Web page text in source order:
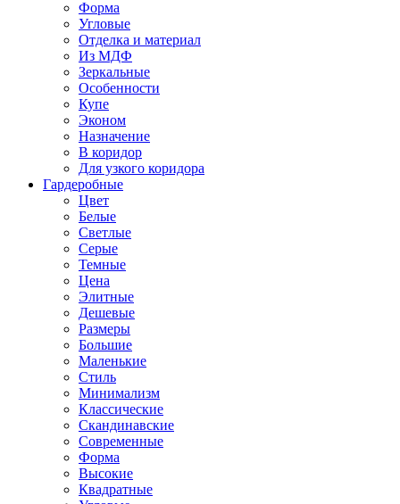
Форма
Угловые
Отделка и материал
Из МДФ
Зеркальные
Особенности
Купе
Эконом
Назначение
В коридор
Для узкого коридора
Гардеробные
Цвет
Белые
Светлые
Серые
Темные
Цена
Элитные
Дешевые
Размеры
Большие
Маленькие
Стиль
Минимализм
Классические
Скандинавские
Современные
Форма
Высокие
Квадратные